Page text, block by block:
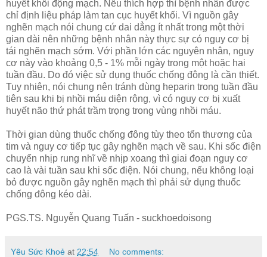
huyết khối động mạch. Nếu thích hợp thì bệnh nhân được
chỉ định liệu pháp làm tan cục huyết khối. Vì nguồn gây
nghẽn mạch nói chung cứ dai dẳng ít nhất trong một thời
gian dài nên những bệnh nhân này thực sự có nguy cơ bị
tái nghẽn mạch sớm. Với phần lớn các nguyên nhân, nguy
cơ này vào khoảng 0,5 - 1% mỗi ngày trong một hoặc hai
tuần đầu. Do đó việc sử dụng thuốc chống đông là cần thiết.
Tuy nhiên, nói chung nên tránh dùng heparin trong tuần đầu
tiên sau khi bị nhồi máu diện rộng, vì có nguy cơ bị xuất
huyết não thứ phát trầm trọng trong vùng nhồi máu.
Thời gian dùng thuốc chống đông tùy theo tổn thương của
tim và nguy cơ tiếp tục gây nghẽn mạch về sau. Khi sốc điện
chuyển nhịp rung nhĩ về nhịp xoang thì giai đoạn nguy cơ
cao là vài tuần sau khi sốc điện. Nói chung, nếu không loại
bỏ được nguồn gây nghẽn mạch thì phải sử dụng thuốc
chống đông kéo dài.
PGS.TS. Nguyễn Quang Tuấn - suckhoedoisong
Yêu Sức Khoẻ at 22:54 No comments: